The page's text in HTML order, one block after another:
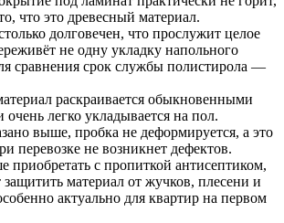
что это древесный материал.
долговечен, что прослужит целое
не одну укладку напольного
сравнения срок службы полистирола —
раскраивается обыкновенными
легко укладывается на пол.
выше, пробка не деформируется, а это
перевозке не возникнет дефектов.
приобретать с пропиткой антисептиком,
защитить материал от жучков, плесени и
актуально для квартир на первом